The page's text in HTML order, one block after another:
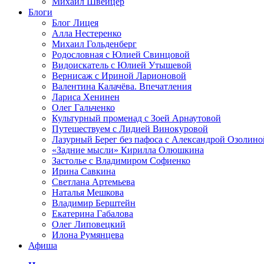
Блоги
Блог Лицея
Алла Нестеренко
Михаил Гольденберг
Родословная с Юлией Свинцовой
Видоискатель с Юлией Утышевой
Вернисаж с Ириной Ларионовой
Валентина Калачёва. Впечатления
Лариса Хенинен
Олег Гальченко
Культурный променад с Зоей Арнаутовой
Путешествуем с Лидией Винокуровой
Лазурный Берег без пафоса с Александрой
«Задние мысли» Кирилла Олюшкина
Застолье с Владимиром Софиенко
Ирина Савкина
Светлана Артемьева
Наталья Мешкова
Владимир Берштейн
Екатерина Габалова
Олег Липовецкий
Илона Румянцева
Афиша